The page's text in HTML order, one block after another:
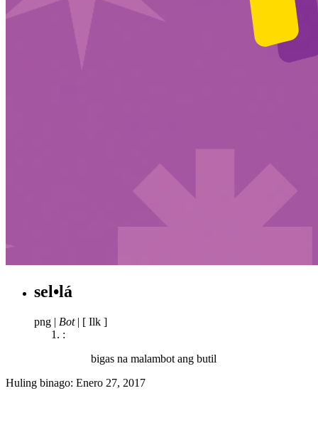
sel•lá
png | Bot | [ Ilk ]
:
bigas na malambot ang butil
Huling binago: Enero 27, 2017